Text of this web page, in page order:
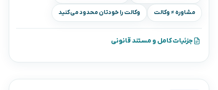
مشاوره ≠ وکالت وکالت را خودتان محدود می‌کنید
جزئیات کامل و مستند قانونی